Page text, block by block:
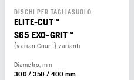
DISCHI PER TAGLIASUOLO
ELITE-CUT™
S65 EXO-GRIT™
{variantCount} varianti
Diametro, mm
300 / 350 / 400 mm